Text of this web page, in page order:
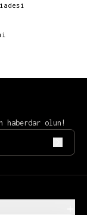
haberdar olun!